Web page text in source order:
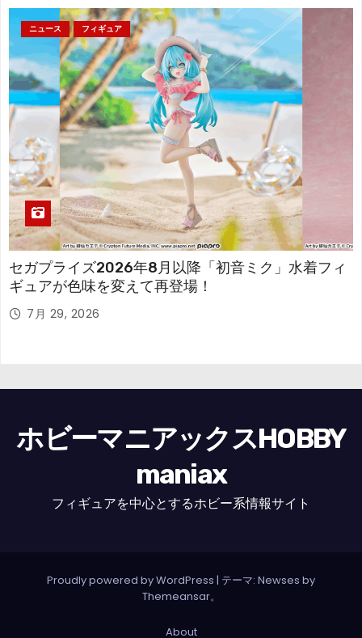
ニュース フィギュア
セガプライズ2026年8月以降「初音ミク」水着フィ
ギュアが色味を変えて再登場！
7月 29, 2026
ホビーマニアックスHOBBY
maniax
フィギュアを中心とするホビー系情報サイト
Proudly powered by WordPress | テーマ: Newses by
Themeansar。
About